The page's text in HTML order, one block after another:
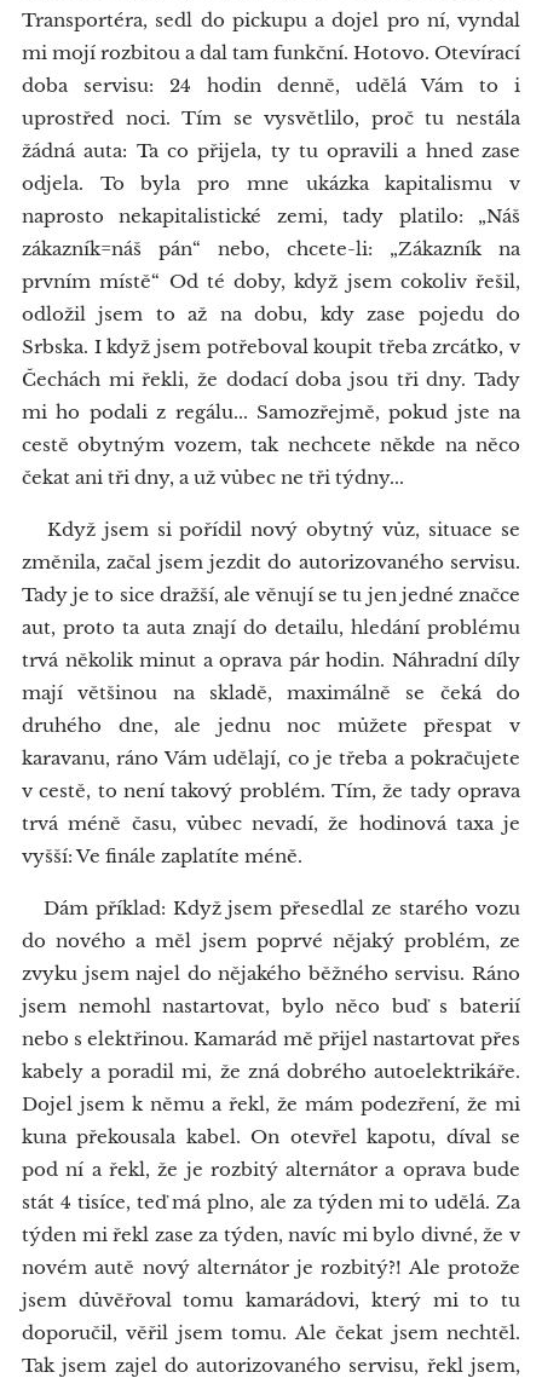
Transportéra, sedl do pickupu a dojel pro ní, vyndal
mi mojí rozbitou a dal tam funkční. Hotovo. Otevírací
doba servisu: 24 hodin denně, udělá Vám to i
uprostřed noci. Tím se vysvětlilo, proč tu nestála
žádná auta: Ta co přijela, ty tu opravili a hned zase
odjela. To byla pro mne ukázka kapitalismu v
naprosto nekapitalistické zemi, tady platilo: „Náš
zákazník=náš pán“ nebo, chcete-li: „Zákazník na
prvním místě“ Od té doby, když jsem cokoliv řešil,
odložil jsem to až na dobu, kdy zase pojedu do
Srbska. I když jsem potřeboval koupit třeba zrcátko, v
Čechách mi řekli, že dodací doba jsou tři dny. Tady
mi ho podali z regálu... Samozřejmě, pokud jste na
cestě obytným vozem, tak nechcete někde na něco
čekat ani tři dny, a už vůbec ne tři týdny...
Když jsem si pořídil nový obytný vůz, situace se
změnila, začal jsem jezdit do autorizovaného servisu.
Tady je to sice dražší, ale věnují se tu jen jedné značce
aut, proto ta auta znají do detailu, hledání problému
trvá několik minut a oprava pár hodin. Náhradní díly
mají většinou na skladě, maximálně se čeká do
druhého dne, ale jednu noc můžete přespat v
karavanu, ráno Vám udělají, co je třeba a pokračujete
v cestě, to není takový problém. Tím, že tady oprava
trvá méně času, vůbec nevadí, že hodinová taxa je
vyšší: Ve finále zaplatíte méně.
Dám příklad: Když jsem přesedlal ze starého vozu
do nového a měl jsem poprvé nějaký problém, ze
zvyku jsem najel do nějakého běžného servisu. Ráno
jsem nemohl nastartovat, bylo něco buď s baterií
nebo s elektřinou. Kamarád mě přijel nastartovat přes
kabely a poradil mi, že zná dobrého autoelektrikáře.
Dojel jsem k němu a řekl, že mám podezření, že mi
kuna překousala kabel. On otevřel kapotu, díval se
pod ní a řekl, že je rozbitý alternátor a oprava bude
stát 4 tisíce, teď má plno, ale za týden mi to udělá. Za
týden mi řekl zase za týden, navíc mi bylo divné, že v
novém autě nový alternátor je rozbitý?! Ale protože
jsem důvěřoval tomu kamarádovi, který mi to tu
doporučil, věřil jsem tomu. Ale čekat jsem nechtěl.
Tak jsem zajel do autorizovaného servisu, řekl jsem,